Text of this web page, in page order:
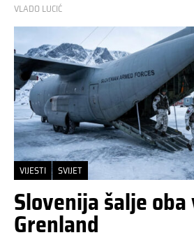
VLADO LUCIĆ
VIJESTI SVIJET
Slovenija šalje
Grenland